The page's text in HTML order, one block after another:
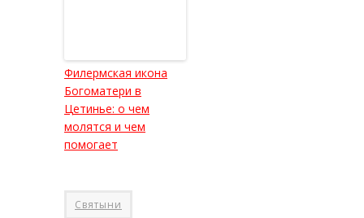
Филермская икона
Богоматери в
Цетинье: о чем
молятся и чем
помогает
Святыни